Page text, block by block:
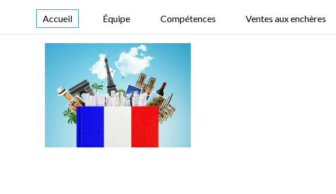
Accueil Équipe Compétences Ventes aux enchères